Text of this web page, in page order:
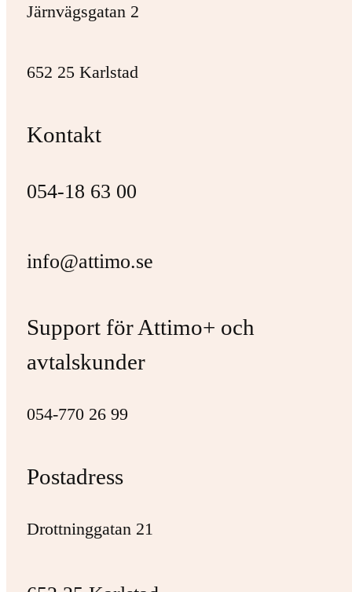
Järnvägsgatan 2
652 25 Karlstad
Kontakt
054-18 63 00
info@attimo.se
Support för Attimo+ och
avtalskunder
054-770 26 99
Postadress
Drottninggatan 21